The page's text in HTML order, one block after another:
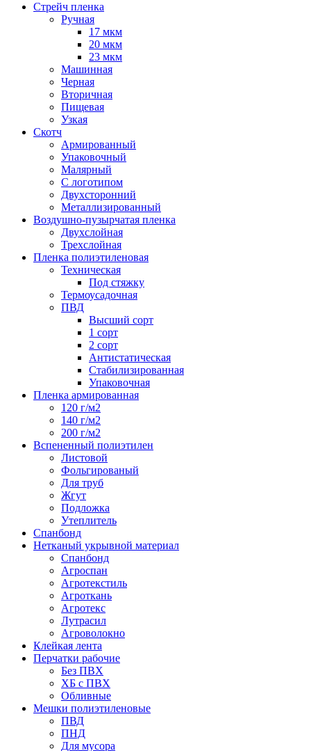
Стрейч пленка
Ручная
17 мкм
20 мкм
23 мкм
Машинная
Черная
Вторичная
Пищевая
Узкая
Скотч
Армированный
Упаковочный
Малярный
С логотипом
Двухсторонний
Металлизированный
Воздушно-пузырчатая пленка
Двухслойная
Трехслойная
Пленка полиэтиленовая
Техническая
Под стяжку
Термоусадочная
ПВД
Высший сорт
1 сорт
2 сорт
Антистатическая
Стабилизированная
Упаковочная
Пленка армированная
120 г/м2
140 г/м2
200 г/м2
Вспененный полиэтилен
Листовой
Фольгированый
Для труб
Жгут
Подложка
Утеплитель
Спанбонд
Нетканый укрывной материал
Спанбонд
Агроспан
Агротекстиль
Агроткань
Агротекс
Лутрасил
Агроволокно
Клейкая лента
Перчатки рабочие
Без ПВХ
ХБ с ПВХ
Обливные
Мешки полиэтиленовые
ПВД
ПНД
Для мусора